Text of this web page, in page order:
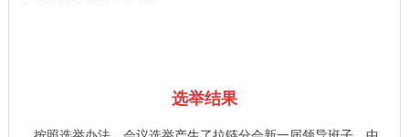
选举结果